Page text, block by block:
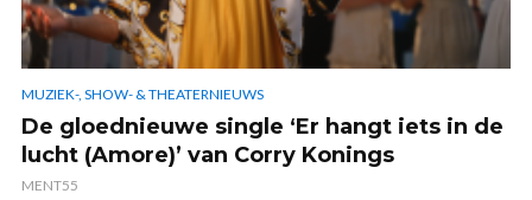
MUZIEK-, SHOW- & THEATERNIEUWS
De gloednieuwe single ‘Er hangt iets in de
lucht (Amore)’ van Corry Konings
MENT55